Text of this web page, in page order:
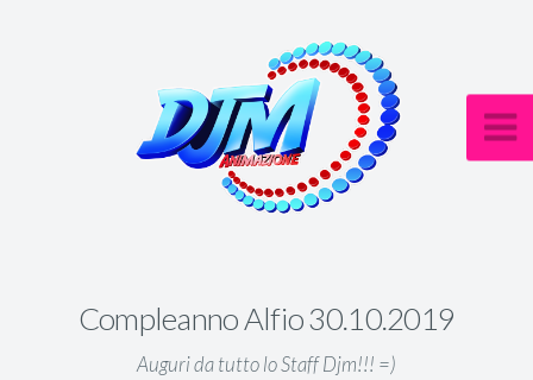
Compleanno Alfio 30.10.2019
Auguri da tutto lo Staff Djm!!! =)